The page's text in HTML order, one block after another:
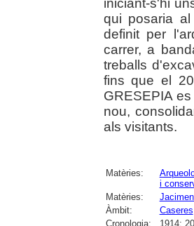
iniciant-s'hi
qui posaria
definit per
carrer, a
treballs
fins que el
GRESEPIA
nou,
als visitants.
Matèries:
i
Matèries:
Àmbit:
Caseres
Cronologia:
1914;